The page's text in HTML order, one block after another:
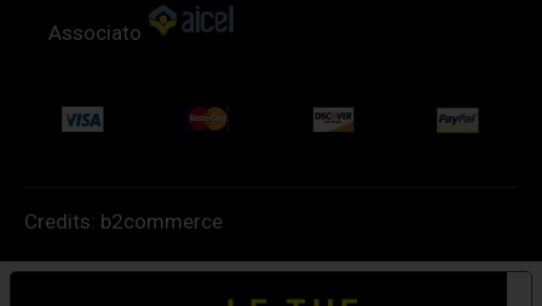
Associato
Credits: b2commerce